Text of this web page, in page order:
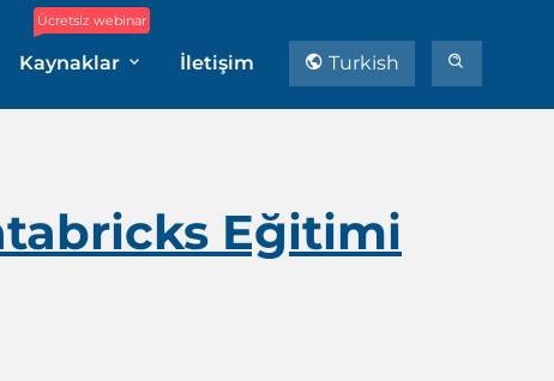
Ücretsiz webinar
Kaynaklar İletişim Turkish
Eğitimi